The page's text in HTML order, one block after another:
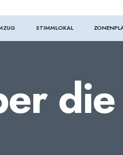
STIMMLOKAL